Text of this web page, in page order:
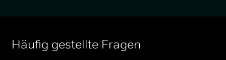
Häufig gestellte Fragen